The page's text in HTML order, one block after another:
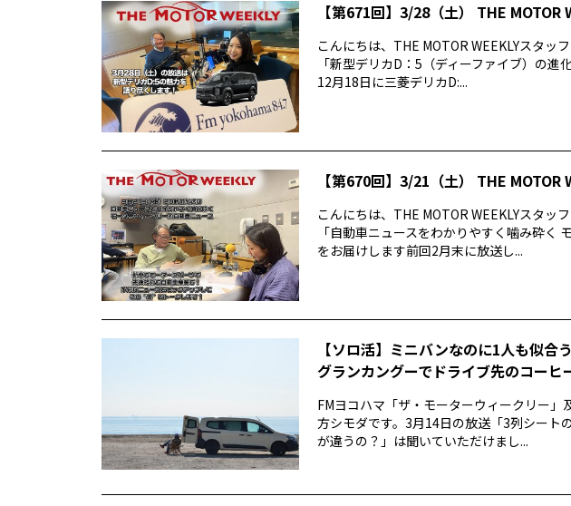
【第671回】3/28（土） THE MOTOR
こんにちは、THE MOTOR WEEKLYスタッ
「新型デリカD：5（ディーファイブ）の
12月18日に三菱デリカD:...
【第670回】3/21（土） THE MOTOR
こんにちは、THE MOTOR WEEKLYスタッ
「自動車ニュースをわかりやすく噛み砕く
をお届けします前回2月末に放送し...
【ソロ活】ミニバンなのに1人も似合
グランカングーでドライブ先のコーヒ
FMヨコハマ「ザ・モーターウィークリー」
方シモダです。3月14日の放送「3列シート
が違うの？」は聞いていただけまし...